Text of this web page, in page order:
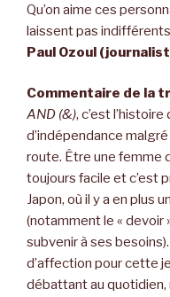
Qu’on aime ces
laissent pas
Paul Ozoul
Commentaire de la
AND (&), c’est
d’indépendance
route. Être une femme
toujours facile et c’est
Japon, où il y a en plus
(notamment le « devoir
subvenir à ses
d’affection pour cette
débattant au quotidien,